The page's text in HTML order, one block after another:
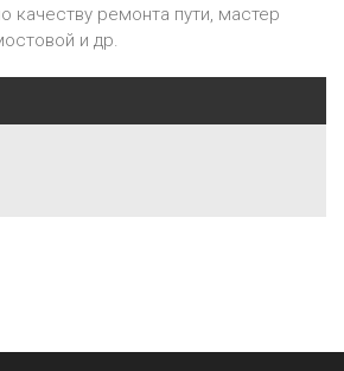
качеству ремонта пути, мастер
и др.